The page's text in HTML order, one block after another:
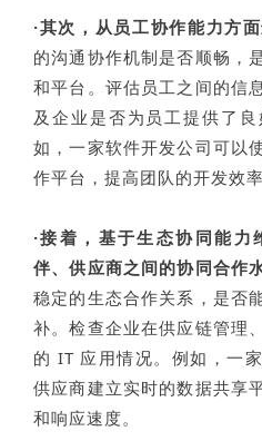
·其次 ，从员工协作能力方面
的沟通协作机制是否顺畅，
和平台。评估员工之间的信
及企业是否为员工提供了
如，一家软件开发公司可以
作平台，提高团队的开发效率
·接着 ，基于生态协同能
伴、供应商之间的协同合作水
稳定的生态合作关系，是否
补。检查企业在供应链管理
的 IT 应用情况。例如，一
供应商建立实时的数据共享
和响应速度。